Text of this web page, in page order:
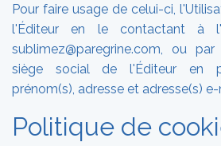
Pour faire usage de celui-ci,
l'Éditeur en le contactant à
sublimez@paregrine.com, ou
siège social de l'Éditeur en
prénom(s), adresse et adresse(s) e-
Politique de